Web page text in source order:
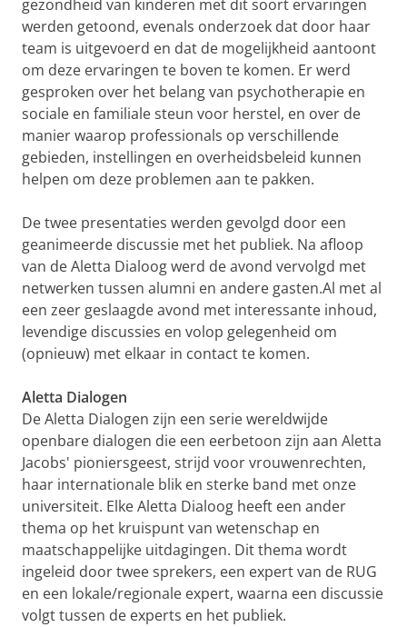
gezondheid van kinderen met dit soort ervaringen
werden getoond, evenals onderzoek dat door haar
team is uitgevoerd en dat de mogelijkheid aantoont
om deze ervaringen te boven te komen. Er werd
gesproken over het belang van psychotherapie en
sociale en familiale steun voor herstel, en over de
manier waarop professionals op verschillende
gebieden, instellingen en overheidsbeleid kunnen
helpen om deze problemen aan te pakken.
De twee presentaties werden gevolgd door een
geanimeerde discussie met het publiek. Na afloop
van de Aletta Dialoog werd de avond vervolgd met
netwerken tussen alumni en andere gasten.Al met al
een zeer geslaagde avond met interessante inhoud,
levendige discussies en volop gelegenheid om
(opnieuw) met elkaar in contact te komen.
Aletta Dialogen
De Aletta Dialogen zijn een serie wereldwijde
openbare dialogen die een eerbetoon zijn aan Aletta
Jacobs' pioniersgeest, strijd voor vrouwenrechten,
haar internationale blik en sterke band met onze
universiteit. Elke Aletta Dialoog heeft een ander
thema op het kruispunt van wetenschap en
maatschappelijke uitdagingen. Dit thema wordt
ingeleid door twee sprekers, een expert van de RUG
en een lokale/regionale expert, waarna een discussie
volgt tussen de experts en het publiek.